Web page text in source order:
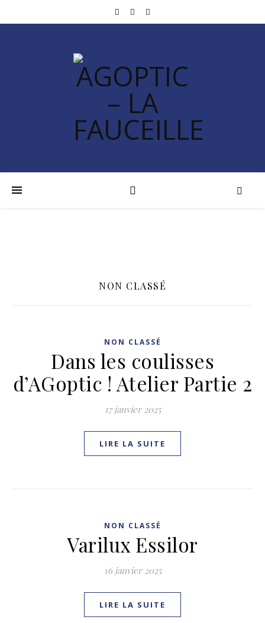
NON CLASSÉ
NON CLASSÉ
Dans les coulisses
d’AGoptic ! Atelier Partie 2
17 janvier 2025
LIRE LA SUITE
NON CLASSÉ
Varilux Essilor
16 janvier 2025
LIRE LA SUITE